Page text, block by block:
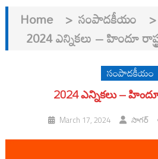
Home > సంపాదకీయం >
2024 ఎన్నికలు – హిందూ
సంపాదకీయం
2024 ఎన్నికలు –
March 17, 2024 సాగర్